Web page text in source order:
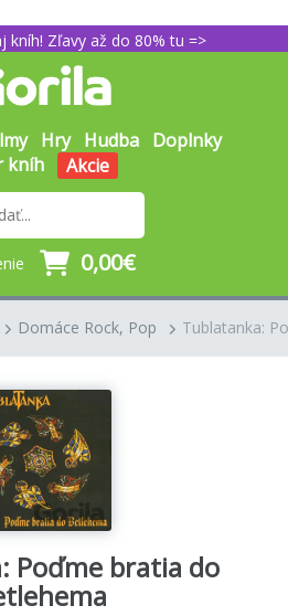
kníh! Zľavy až do 80% tu =>
Hry Hudba Doplnky
kníh
Akcie
0,00€
Domáce Rock, Pop Tublatanka:
Poďme bratia do